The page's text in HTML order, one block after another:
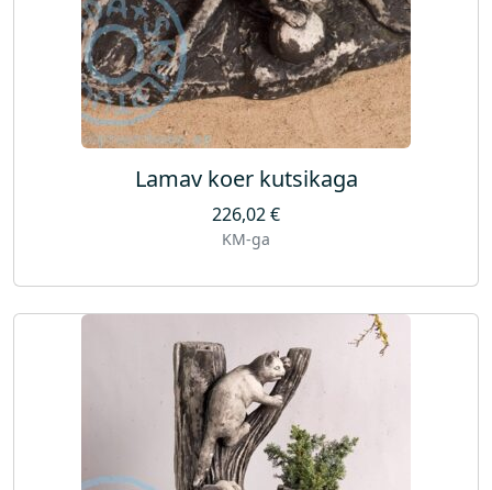
Lamav koer kutsikaga
226,02€
KM-ga